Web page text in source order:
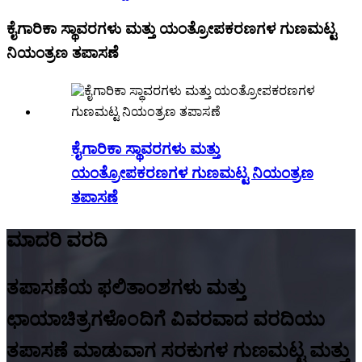
ಕೈಗಾರಿಕಾ ಸ್ಥಾವರಗಳು ಮತ್ತು ಯಂತ್ರೋಪಕರಣಗಳ ಗುಣಮಟ್ಟ
ನಿಯಂತ್ರಣ ತಪಾಸಣೆ
ಕೈಗಾರಿಕಾ ಸ್ಥಾವರಗಳು ಮತ್ತು
ಯಂತ್ರೋಪಕರಣಗಳ ಗುಣಮಟ್ಟ ನಿಯಂತ್ರಣ
ತಪಾಸಣೆ
ಮಾದರಿ ವರದಿ
ತಪಾಸಣೆಯ ಫಲಿತಾಂಶಗಳು ಮತ್ತು
ಛಾಯಾಚಿತ್ರಗಳೊಂದಿಗೆ ವಿವರವಾದ ವರದಿಯು
ತಪಾಸಣೆ ಮಾಡುವಾಗ ಸರಕುಗಳ ಗುಣಮಟ್ಟ ಮತ್ತು